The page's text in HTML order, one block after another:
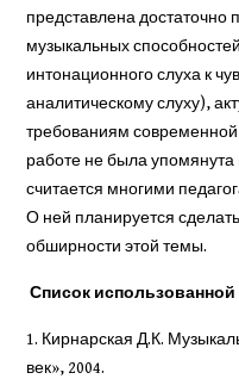
представлена достаточно
музыкальных
интонационного слуха к
аналитическому слуху),
требованиям современной
работе не была
считается многими
О ней планируется
обширности этой темы.
Список
1. Кирнарская Д.К.
век», 2004.